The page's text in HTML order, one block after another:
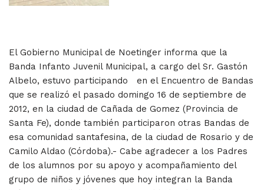
El Gobierno Municipal de Noetinger informa que la
Banda Infanto Juvenil Municipal, a cargo del Sr. Gastón
Albelo, estuvo participando en el Encuentro de Bandas
que se realizó el pasado domingo 16 de septiembre de
2012, en la ciudad de Cañada de Gomez (Provincia de
Santa Fe), donde también participaron otras Bandas de
esa comunidad santafesina, de la ciudad de Rosario y de
Camilo Aldao (Córdoba).- Cabe agradecer a los Padres
de los alumnos por su apoyo y acompañamiento del
grupo de niños y jóvenes que hoy integran la Banda